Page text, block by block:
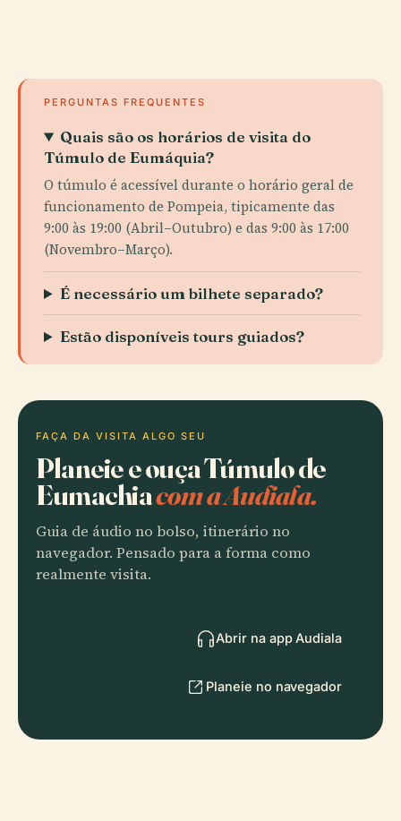
PERGUNTAS FREQUENTES
Quais são os horários de visita do
Túmulo de Eumáquia?
O túmulo é acessível durante o horário geral de
funcionamento de Pompeia, tipicamente das
9:00 às 19:00 (Abril–Outubro) e das 9:00 às 17:00
(Novembro–Março).
É necessário um bilhete separado?
Estão disponíveis tours guiados?
FAÇA DA VISITA ALGO SEU
Planeie e ouça Túmulo de
Eumachiacom a Audiala.
Guia de áudio no bolso, itinerário no
navegador. Pensado para a forma como
realmente visita.
Abrir na app Audiala
Planeie no navegador